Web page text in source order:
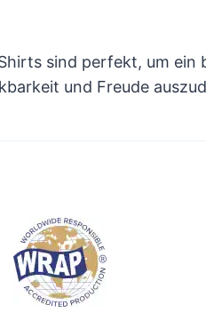
sind perfekt, um ein
und Freude